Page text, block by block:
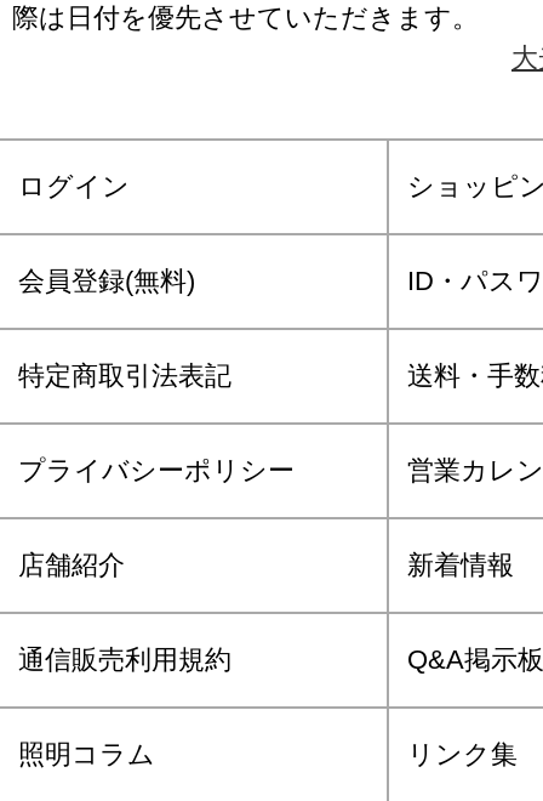
際は日付を優先させていただきます。
ログイン ショッピ
会員登録(無料) ID・パス
特定商取引法表記 送料・手
プライバシーポリシー 営業カレ
店舗紹介 新着情報
通信販売利用規約 Q&A掲示板
照明コラム リンク集